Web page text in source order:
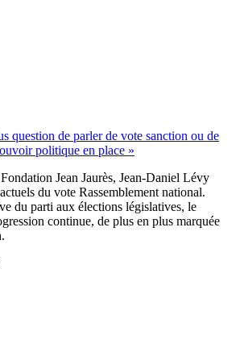
question de parler de vote sanction ou de
politique en place »
Jean Jaurès, Jean-Daniel Lévy
du vote Rassemblement national.
du parti aux élections législatives, le
continue, de plus en plus marquée